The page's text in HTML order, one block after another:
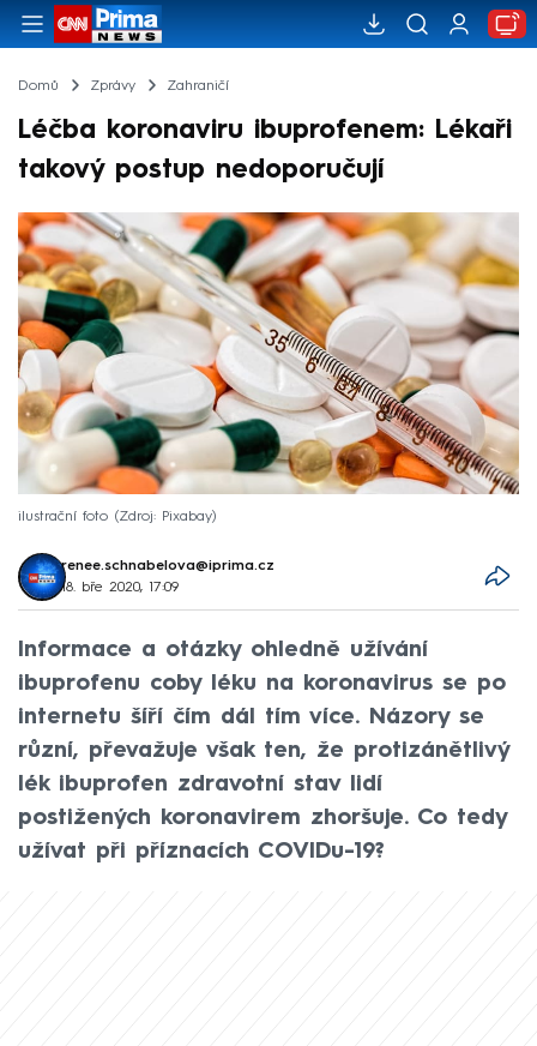
Domů Zprávy Zahraničí
Léčba koronaviru ibuprofenem: Lékaři
takový postup nedoporučují
ilustrační foto Zdroj: Pixabay
renee.schnabelova@iprima.cz
18. bře 2020, 17:09
Informace a otázky ohledně užívání
ibuprofenu coby léku na koronavirus se po
internetu šíří čím dál tím více. Názory se
různí, převažuje však ten, že protizánětlivý
lék ibuprofen zdravotní stav lidí
postižených koronavirem zhoršuje. Co tedy
užívat při příznacích COVIDu-19?